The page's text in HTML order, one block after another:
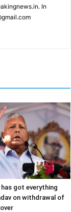
In
has got everything
on withdrawal of